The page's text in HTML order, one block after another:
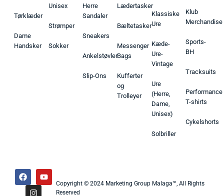
Tørklæder
Dame
Handsker
Unisex
Strømper
Sokker
Herre
Sandaler
Sneakers
Ankelstøvler
Slip-Ons
Lædertasker
Bæltetasker
Messenger
Bags
Kufferter
og
Trolleyer
Klassiske
Ure
Kæde-
Ure-
Vintage
Ure
(Herre,
Dame,
Unisex)
Solbriller
Klub
Merchandise
Sports-
BH
Tracksuits
Performance
T-shirts
Cykelshorts
Copyright © 2024 Marketing Group Malaga™, All Rights
Reserved